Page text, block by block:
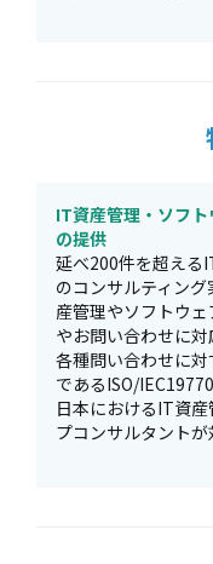
IT資産管理・ソフ
の提供
延べ200件を超える
のコンサルティン
産管理やソフトウ
やお問い合わせに対
各種問い合わせに
であるISO/
日本におけるIT資
プコンサルタントが